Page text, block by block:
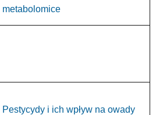
metabolomice
Pestycydy i ich wpływ na owady